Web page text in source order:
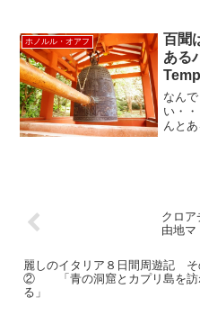
ホノルル・オアフ
百聞
ある
なん
い・
んと
クロ
由地マ
麗しのイタリア８日間周遊記 そ
② 「青の洞窟とカプリ島を訪
る」